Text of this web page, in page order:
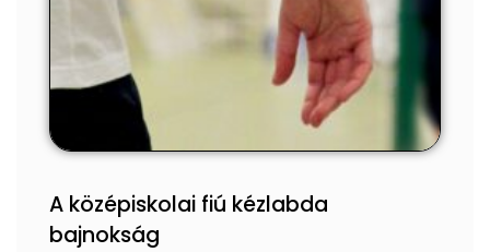
A középiskolai fiú kézlabda
bajnokság